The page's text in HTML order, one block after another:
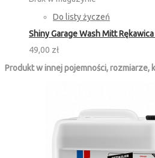
Do listy życzeń
Shiny Garage Wash Mitt
49,00 zł
Produkt w innej pojemności,